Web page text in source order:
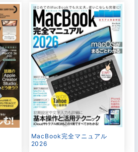
MacBook完全マニュアル
2026